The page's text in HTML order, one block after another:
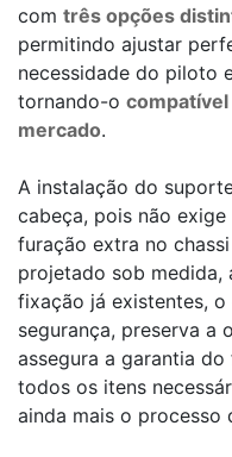
com três opções
permitindo ajustar
necessidade do piloto
tornando-o
mercado.
A instalação do
cabeça, pois não
furação extra no
projetado sob
fixação já existentes,
segurança, preserva a
assegura a garantia
todos os itens
ainda mais o processo